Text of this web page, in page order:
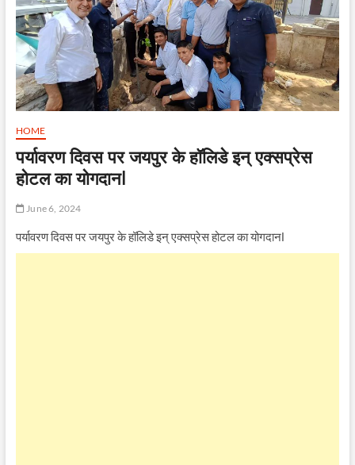
HOME
पर्यावरण दिवस पर जयपुर के हॉलिडे इन् एक्सप्रेस
होटल का योगदानl
June 6, 2024
पर्यावरण दिवस पर जयपुर के हॉलिडे इन् एक्सप्रेस होटल का योगदानl